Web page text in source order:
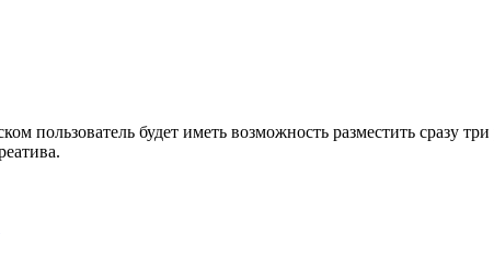
пользователь будет иметь возможность разместить сразу